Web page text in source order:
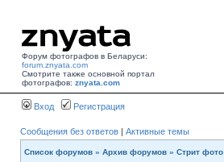
Форум фотографов в Беларуси:
forum.znyata.com
Смотрите также основной портал
фотографов: znyata.com
Вход Регистрация
Сообщения без ответов | Активные темы
Список форумов » Архив форумов » Стрит фото